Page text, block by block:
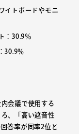
イトボードやモニ
：30.9％
30.9％
会議で使用する
、「高い遮音性
答率が同率2位と